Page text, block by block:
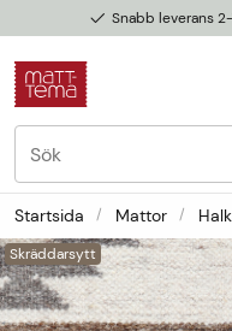
Snabb leverans
Startsida Mattor
Skräddarsytt